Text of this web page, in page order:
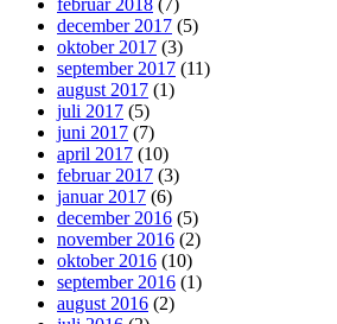
december 2017 (5)
oktober 2017 (3)
september 2017 (11)
august 2017 (1)
juli 2017 (5)
juni 2017 (7)
april 2017 (10)
februar 2017 (3)
januar 2017 (6)
december 2016 (5)
november 2016 (2)
oktober 2016 (10)
september 2016 (1)
august 2016 (2)